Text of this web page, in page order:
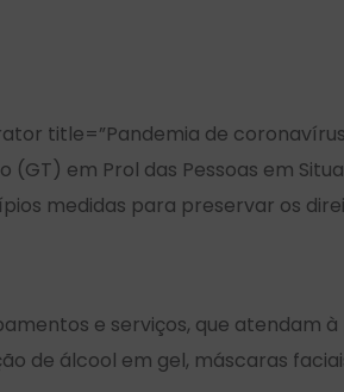
title=”Pandemia de coronavírus
em Prol das Pessoas em
medidas para preservar os
e serviços, que atendam
de álcool em gel, máscaras